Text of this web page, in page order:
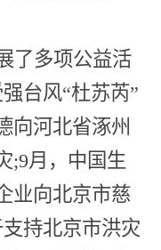
了多项公益活
台风“杜苏芮”
向河北省涿州
;9月，中国生
业向北京市慈
持北京市洪灾